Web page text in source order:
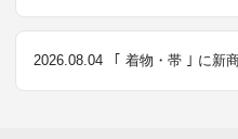
2026.08.04 ｢ 着物・帯 ｣ に新